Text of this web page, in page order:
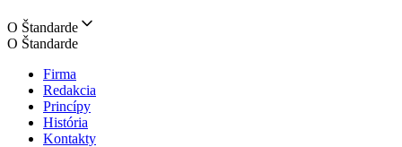
O Štandarde
O Štandarde
Firma
Redakcia
Princípy
História
Kontakty